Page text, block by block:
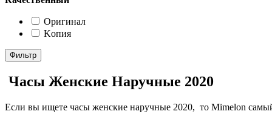
Oригинал
Kопия
Фильтр
Часы Женские Наручные 2020
Если вы ищете часы женские наручные 2020, то Mimelon